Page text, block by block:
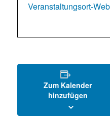
Veranstaltungsort-
Zum Kalender
hinzufügen